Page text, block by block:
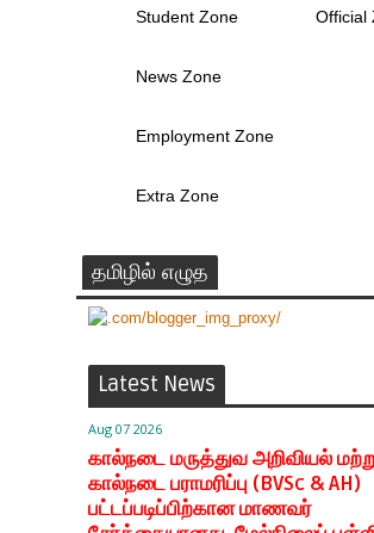
Student Zone Official
News Zone
Employment Zone
Extra Zone
தமிழில் எழுத
Latest News
Aug 07 2026
கால்நடை மருத்துவ அறிவியல்
கால்நடை பராமரிப்பு (BVSc & AH)
பட்டப்படிப்பிற்கான மாணவர்